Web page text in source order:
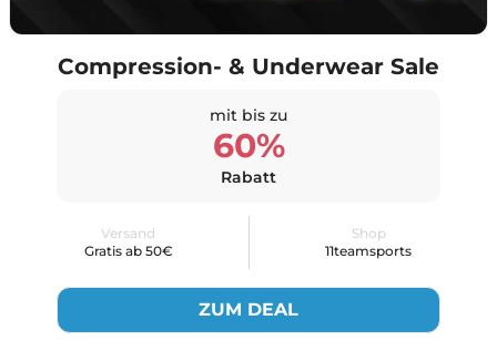
Compression- & Underwear Sale
mit bis zu
60%
Rabatt
Versand
Gratis ab 50€
Shop
11teamsports
ZUM DEAL